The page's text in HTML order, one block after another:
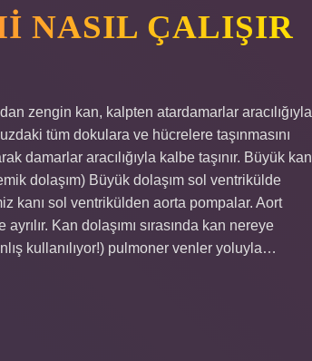
NASIL ÇALIŞIR
zengin kan, kalpten atardamarlar aracılığıyla
tüm dokulara ve hücrelere taşınmasını
damarlar aracılığıyla kalbe taşınır. Büyük kan
dolaşım) Büyük dolaşım sol ventrikülde
kanı sol ventrikülden aorta pompalar. Aort
Kan dolaşımı sırasında kan nereye
kullanılıyor!) pulmoner venler yoluyla…